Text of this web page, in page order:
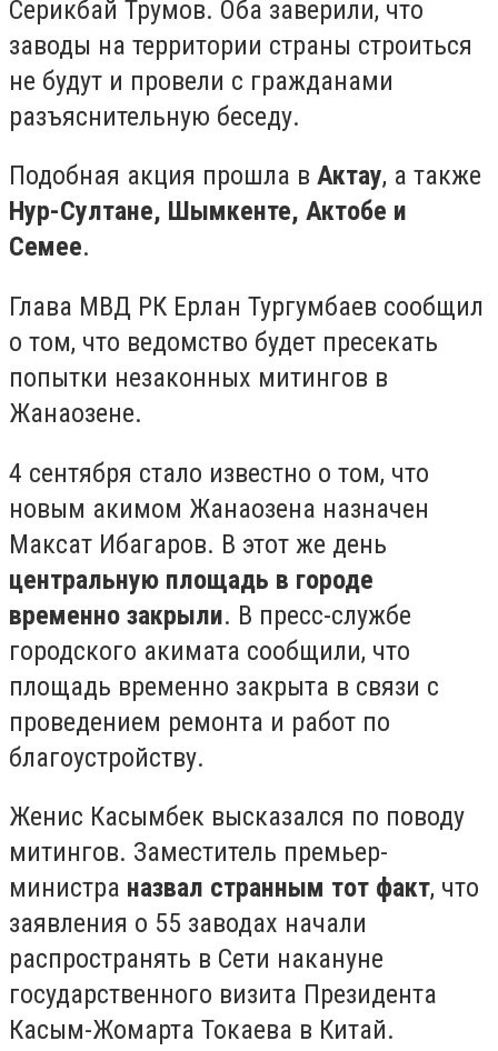
Серикбай Трумов. Оба заверили, что
заводы на территории страны строиться
не будут и провели с гражданами
разъяснительную беседу.
Подобная акция прошла в Актау, а также
Нур-Султане, Шымкенте, Актобе и
Семее.
Глава МВД РК Ерлан Тургумбаев сообщил
о том, что ведомство будет пресекать
попытки незаконных митингов в
Жанаозене.
4 сентября стало известно о том, что
новым акимом Жанаозена назначен
Максат Ибагаров. В этот же день
центральную площадь в городе
временно закрыли. В пресс-службе
городского акимата сообщили, что
площадь временно закрыта в связи с
проведением ремонта и работ по
благоустройству.
Женис Касымбек высказался по поводу
митингов. Заместитель премьер-
министра назвал странным тот факт, что
заявления о 55 заводах начали
распространять в Сети накануне
государственного визита Президента
Касым-Жомарта Токаева в Китай.